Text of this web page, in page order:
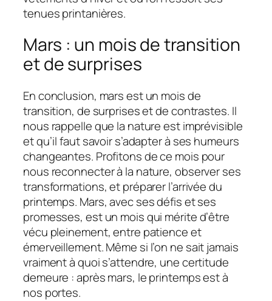
tenues printanières.
Mars : un mois de transition
et de surprises
En conclusion, mars est un mois de
transition, de surprises et de contrastes. Il
nous rappelle que la nature est imprévisible
et qu’il faut savoir s’adapter à ses humeurs
changeantes. Profitons de ce mois pour
nous reconnecter à la nature, observer ses
transformations, et préparer l’arrivée du
printemps. Mars, avec ses défis et ses
promesses, est un mois qui mérite d’être
vécu pleinement, entre patience et
émerveillement. Même si l’on ne sait jamais
vraiment à quoi s’attendre, une certitude
demeure : après mars, le printemps est à
nos portes.